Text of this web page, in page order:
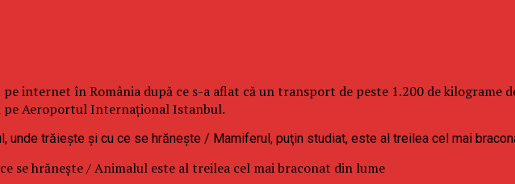
internet în România după ce s-a aflat că un transport de peste 1.200 de kilograme
Aeroportul Internaţional Istanbul.
se hrăneşte / Animalul este al treilea cel mai braconat din lume